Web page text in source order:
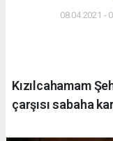
08.04.2021 -
Kızılcahamam
çarşısı sabaha